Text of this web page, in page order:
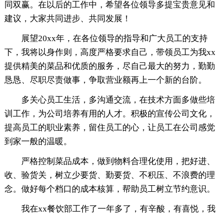
同双赢。在以后的工作中，希望各位领导多提宝贵意见和
建议，大家共同进步、共同发展！
展望20xx年，在各位领导的指导和广大员工的支持
下，我将以身作则，高度严格要求自己，带领员工为我xx
提供精美的菜品和优质的服务，尽自己最大的努力，勤勤
恳恳、尽职尽责做事，争取营业额再上一个新的台阶。
多关心员工生活，多沟通交流，在技术方面多做些培
训工作，为公司培养有用的人才。积极的宣传公司文化，
提高员工的职业素养，留住员工的心，让员工在公司感觉
到家一般的温暖。
严格控制菜品成本，做到物料合理化使用，把好进、
收、验货关，树立少要货、勤要货、不积压、不浪费的理
念。做好每个档口的成本核算，帮助员工树立节约意识。
我在xx餐饮部工作了一年多了，有辛酸，有喜悦，我